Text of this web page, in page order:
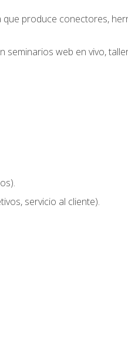
produce conectores,
seminarios web en vivo,
servicio al cliente).